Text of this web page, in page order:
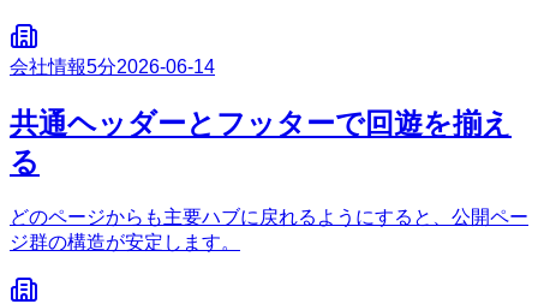
会社情報5分2026-06-14
共通ヘッダーとフッターで回遊を揃え
る
どのページからも主要ハブに戻れるようにすると、公開ペー
ジ群の構造が安定します。